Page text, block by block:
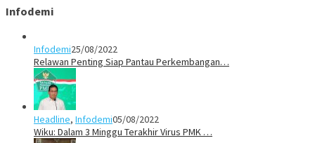
Infodemi
Infodemi25/08/2022
Relawan Penting Siap Pantau Perkembangan…
Headline, Infodemi05/08/2022
Wiku: Dalam 3 Minggu Terakhir Virus PMK …